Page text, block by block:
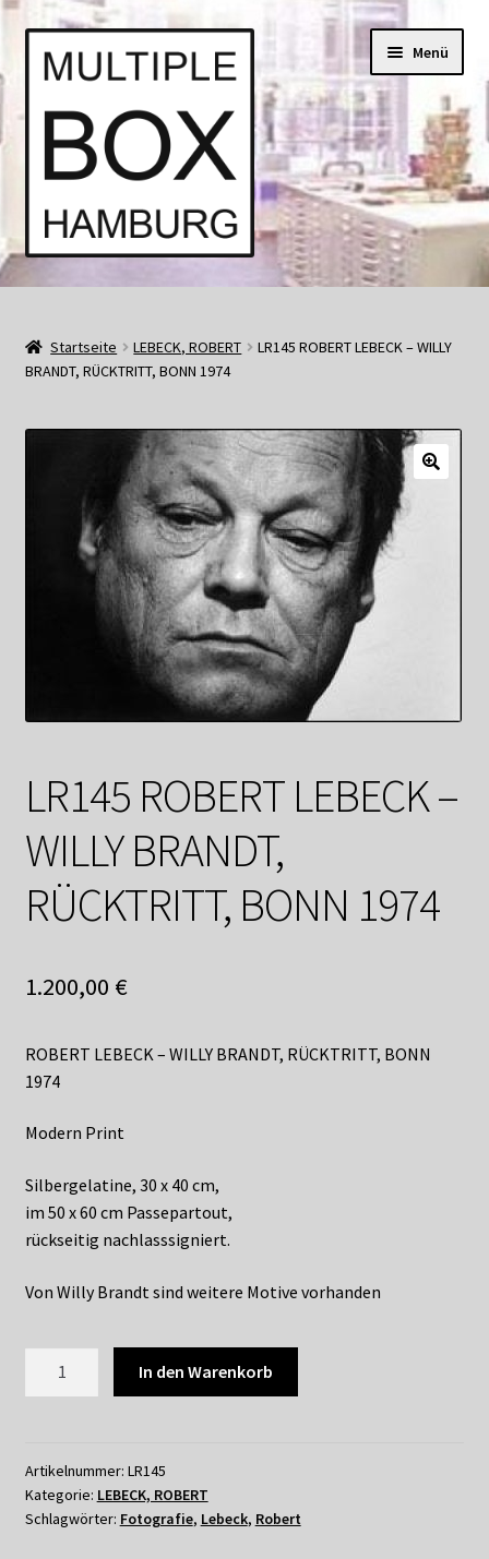
Zur
Navigation
Springe
zum
Menü
Start
AGB
Bücher und Kataloge
Datenschutzerklärung
Impressum
Mitglieder
Newsletter
Newsletter
Shop
Versandkosten / Lieferung
Widerrufsbelehrung
Startseite LEBECK, ROBERT
LR145 ROBERT LEBECK – WILLY
BRANDT, RÜCKTRITT, BONN 1974
LR145 ROBERT LEBECK –
WILLY BRANDT,
RÜCKTRITT, BONN 1974
1.200,00 €
ROBERT LEBECK – WILLY BRANDT, RÜCKTRITT, BONN
1974
Modern Print
Silbergelatine, 30 x 40 cm,
im 50 x 60 cm Passepartout,
rückseitig nachlasssigniert.
Von Willy Brandt sind weitere Motive vorhanden
WILLY
BRANDT,
RÜCKTRITT,
In den Warenkorb
Artikelnummer: LR145
Kategorie: LEBECK, ROBERT
Schlagwörter: Fotografie, Lebeck, Robert